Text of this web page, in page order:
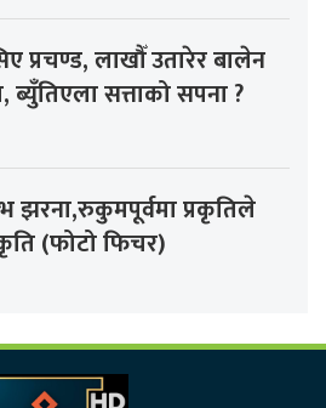
प्रचण्ड, लाखौँ उतारेर बालेन
सत्ताको सपना ?
झरना,रुकुमपूर्वमा प्रकृतिले
(फोटो फिचर)